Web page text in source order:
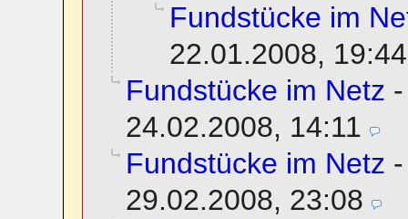
Fundstücke im
22.01.2008, 19:44
Fundstücke im Netz
24.02.2008, 14:11
Fundstücke im Netz
29.02.2008, 23:08